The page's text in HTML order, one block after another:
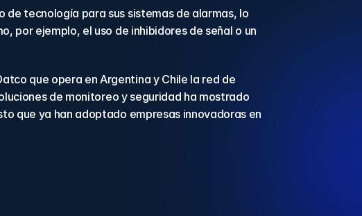
tecnología para sus sistemas de alarmas, lo
por ejemplo, el uso de inhibidores de señal o un
que opera en Argentina y Chile la red de
de monitoreo y seguridad ha mostrado
que ya han adoptado empresas innovadoras en